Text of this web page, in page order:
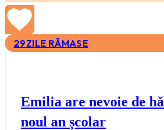
29ZILE RĂMASE
Emilia are nevoie de
noul an școlar